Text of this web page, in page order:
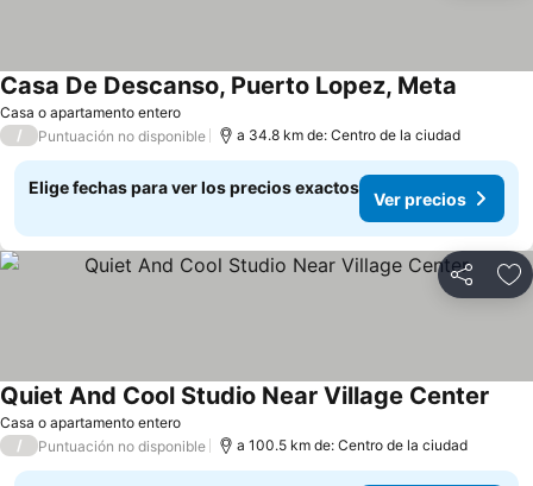
Casa o apartamento entero
Casa De Descanso, Puerto Lopez, Meta
/ Puntuación no disponible a 34.8 km de: Centro de la ciudad
Elige fechas para ver los precios exactos
Ver precios
Compartir
Casa o apartamento entero
Quiet And Cool Studio Near Village Center
/ Puntuación no disponible a 100.5 km de: Centro de la ciudad